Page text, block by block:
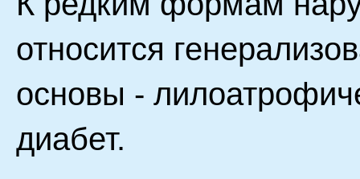
относится
основы -
диабет.